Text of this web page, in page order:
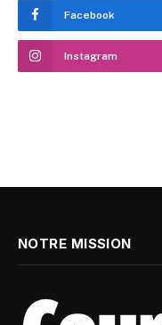
Facebook
Instagram
NOTRE MISSION